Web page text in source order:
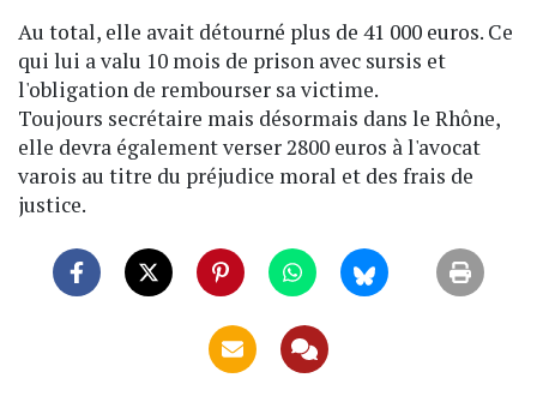
Au total, elle avait détourné plus de 41 000 euros. Ce
qui lui a valu 10 mois de prison avec sursis et
l'obligation de rembourser sa victime.
Toujours secrétaire mais désormais dans le Rhône,
elle devra également verser 2800 euros à l'avocat
varois au titre du préjudice moral et des frais de
justice.